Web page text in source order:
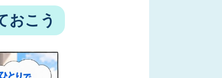
おこう